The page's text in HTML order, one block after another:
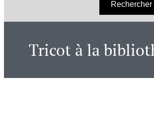
h
Rechercher
Tricot à la